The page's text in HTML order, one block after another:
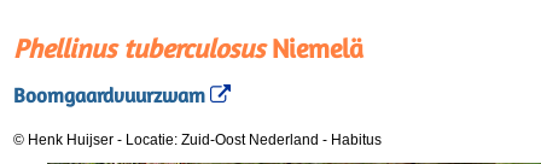
Phellinus tuberculosusNiemelä
Boomgaardvuurzwam
© Henk Huijser - Locatie: Zuid-Oost Nederland - Habitus